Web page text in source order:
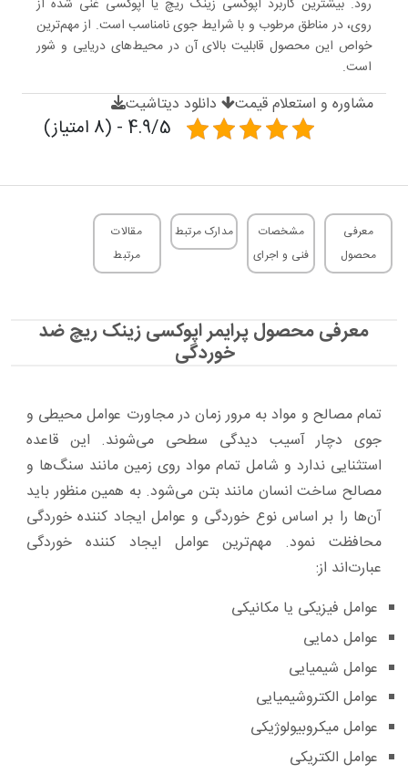
رود. بیشترین کاربرد اپوکسی زینک ریچ یا اپوکسی غنی شده از
روی، در مناطق مرطوب و با شرایط جوی نامناسب است. از مهم‌ترین
خواص این محصول قابلیت بالای آن در محیط‌های دریایی و شور
است.
مشاوره و استعلام قیمت دانلود دیتاشیت
4.9/5 - (8 امتیاز)
معرفی
محصول
مشخصات
فنی و اجرای
مدارک مرتبط
مقالات
مرتبط
معرفی محصول پرایمر اپوکسی زینک ریچ ضد
خوردگی
تمام مصالح و مواد به مرور زمان در مجاورت عوامل محیطی و
جوی دچار آسیب دیدگی سطحی می‌شوند. این قاعده
استثنایی ندارد و شامل تمام مواد روی زمین مانند سنگ‌ها و
مصالح ساخت انسان مانند بتن می‌شود. به همین منظور باید
آن‌ها را بر اساس نوع خوردگی و عوامل ایجاد کننده خوردگی
محافظت نمود. مهم‌ترین عوامل ایجاد کننده خوردگی
عبارت‌اند از:
عوامل فیزیکی یا مکانیکی
عوامل دمایی
عوامل شیمیایی
عوامل الکتروشیمیایی
عوامل میکروبیولوژیکی
عوامل الکتریکی